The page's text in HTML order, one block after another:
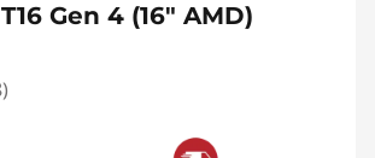
Gen 4 (16" AMD)